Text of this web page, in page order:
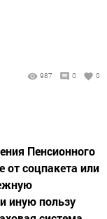
987 0 0
Пенсионного
от соцпакета или
иную пользу